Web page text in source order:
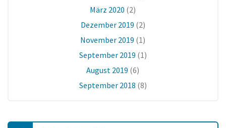
März 2020 (2)
Dezember 2019 (2)
November 2019 (1)
September 2019 (1)
August 2019 (6)
September 2018 (8)